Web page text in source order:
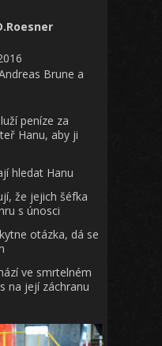
Brune a
peníze za
Hanu, aby ji
hledat Hanu
že jejich šéfka
s únosci
otázka, dá se
ve smrtelném
na její záchranu